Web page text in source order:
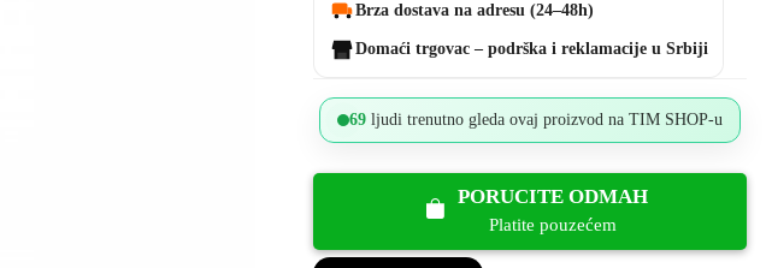
Brza dostava na adresu (24–48h)
Domaći trgovac – podrška i reklamacije u Srbiji
69 ljudi trenutno gleda ovaj proizvod na TIM SHOP-u
PORUCITE ODMAH
Platite pouzećem